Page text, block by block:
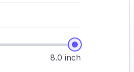
8.0 inch